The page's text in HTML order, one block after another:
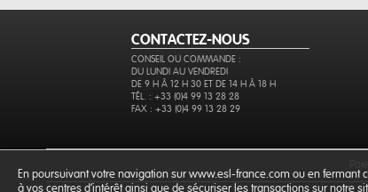
CONTACTEZ-NOUS
CONSEIL OU COMMANDE :
DU LUNDI AU VENDREDI
DE 9 H À 12 H 30 ET DE 14 H À 18 H
TÉL. : +33 (0)4 99 13 28 28
FAX : +33 (0)4 99 13 28 29
En poursuivant votre navigation sur www.esl-france.com ou en
à vos centres d'intérêt ainsi que de sécuriser les transactions sur notre